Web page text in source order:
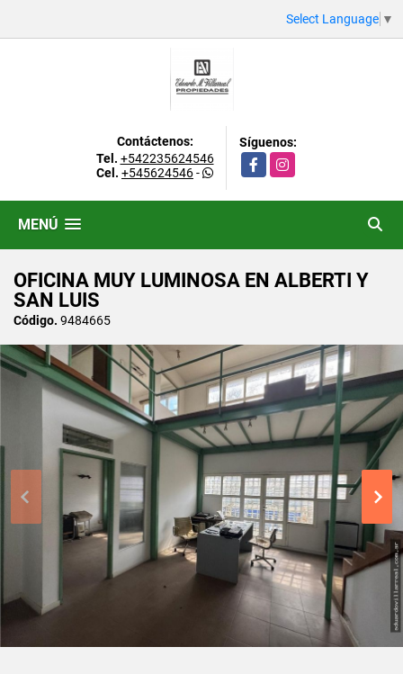
Select Language ▼
Contáctenos:
Tel. +542235624546
Cel. +545624546-
Síguenos:
FacebookInstagram
MENÚ
OFICINA MUY LUMINOSA EN ALBERTI Y
SAN LUIS
Código. 9484665